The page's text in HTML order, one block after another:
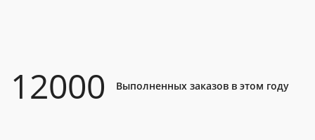
12000 Выполненных заказов в этом году